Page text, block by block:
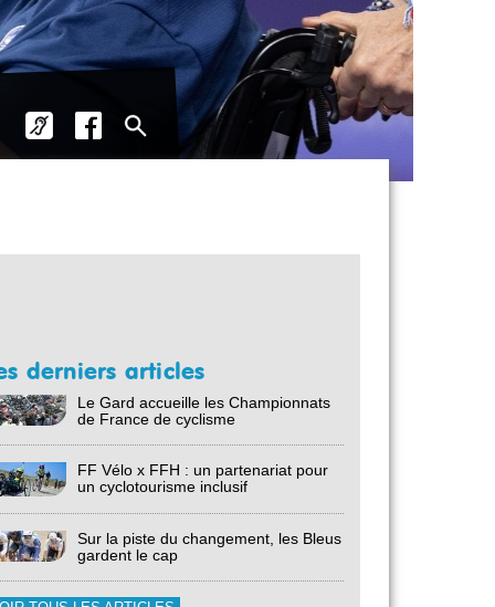
derniers articles
Le Gard accueille les Championnats
de France de cyclisme
FF Vélo x FFH : un partenariat pour
un cyclotourisme inclusif
Sur la piste du changement, les Bleus
gardent le cap